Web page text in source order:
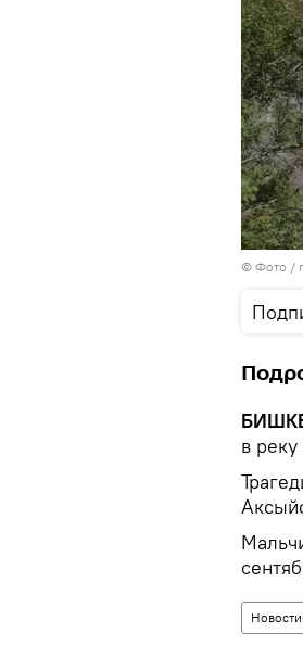
© Фото /
в
Новости